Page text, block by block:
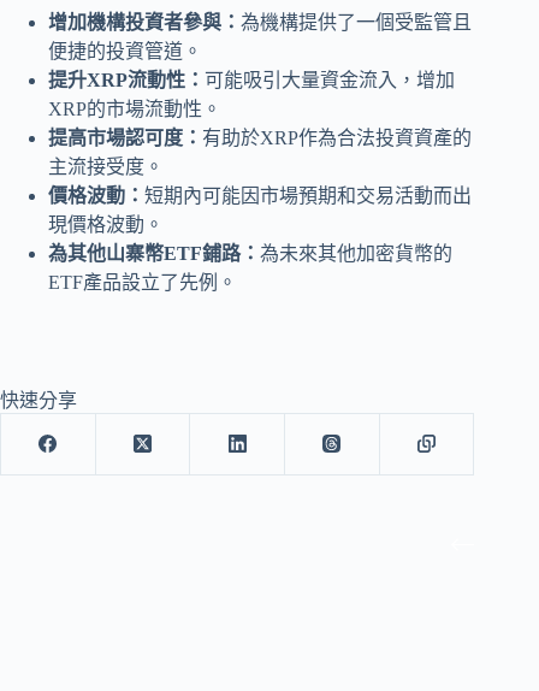
增加機構投資者參與： 為機構提供了一個受監管且
便捷的投資管道。
提升XRP流動性： 可能吸引大量資金流入，增加
XRP的市場流動性。
提高市場認可度： 有助於XRP作為合法投資資產的
主流接受度。
價格波動： 短期內可能因市場預期和交易活動而出
現價格波動。
為其他山寨幣ETF鋪路： 為未來其他加密貨幣的
ETF產品設立了先例。
快速分享